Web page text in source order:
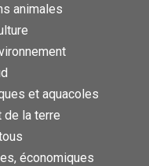
animales
et aquacoles
de la terre
économiques